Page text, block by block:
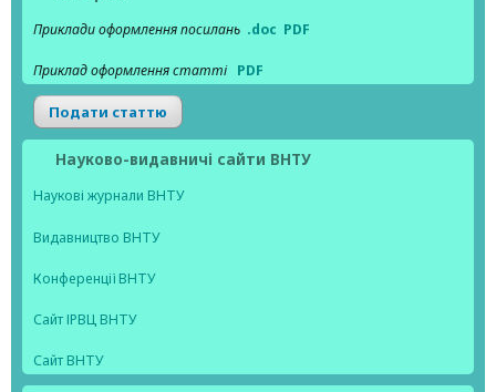
Приклади оформлення посилань .doc PDF
Приклад оформлення статті PDF
Подати статтю
Науково-видавничі сайти ВНТУ
Наукові журнали ВНТУ
Видавництво ВНТУ
Конференції ВНТУ
Сайт ІРВЦ ВНТУ
Сайт ВНТУ